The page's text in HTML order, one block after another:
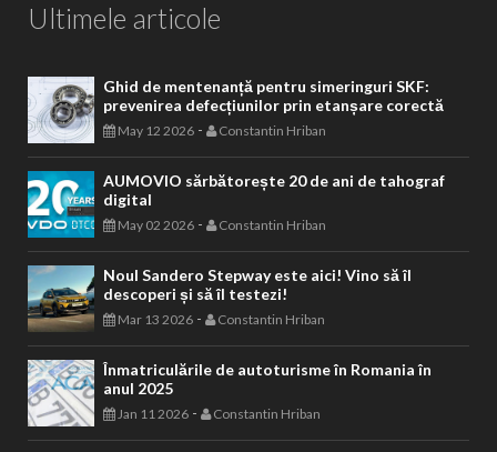
Ultimele articole
Ghid de mentenanță pentru simeringuri SKF:
prevenirea defecțiunilor prin etanșare corectă
May 12 2026 - Constantin Hriban
AUMOVIO sărbătorește 20 de ani de tahograf
digital
May 02 2026 - Constantin Hriban
Noul Sandero Stepway este aici! Vino să îl
descoperi și să îl testezi!
Mar 13 2026 - Constantin Hriban
Înmatriculările de autoturisme în Romania în
anul 2025
Jan 11 2026 - Constantin Hriban